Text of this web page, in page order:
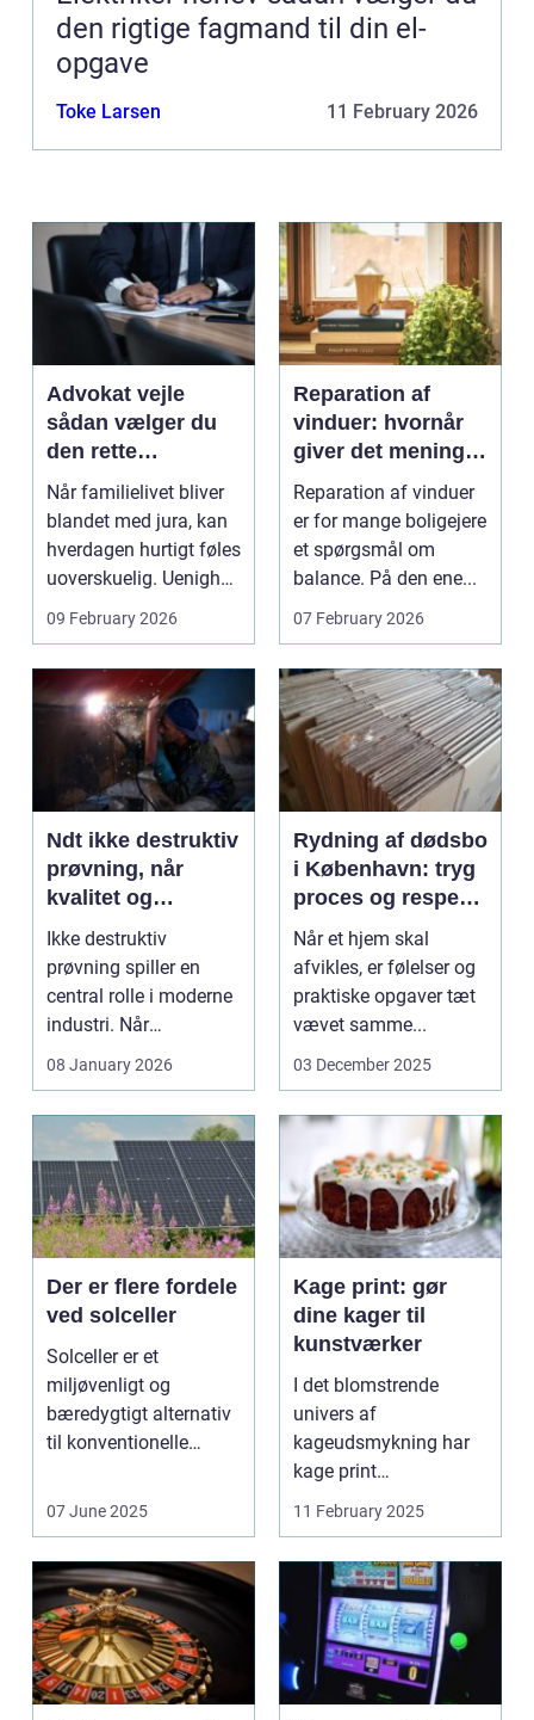
den rigtige fagmand til din el-
opgave
Toke Larsen 11 February 2026
Advokat vejle
sådan vælger du
den rette
familieretsadvokat
Når familielivet bliver
blandet med jura, kan
hverdagen hurtigt føles
uoverskuelig. Uenighed
om børn...
09 February 2026
Reparation af
vinduer: hvornår
giver det mening,
og hvad skal du
vælge?
Reparation af vinduer
er for mange boligejere
et spørgsmål om
balance. På den ene...
07 February 2026
Ndt ikke destruktiv
prøvning, når
kvalitet og
sikkerhed er
afgørende
Ikke destruktiv
prøvning spiller en
central rolle i moderne
industri. Når
svejsninger,
trykbærende u...
08 January 2026
Rydning af dødsbo
i København: tryg
proces og respekt
for boet
Når et hjem skal
afvikles, er følelser og
praktiske opgaver tæt
vævet samme...
03 December 2025
Der er flere fordele
ved solceller
Solceller er et
miljøvenligt og
bæredygtigt alternativ
til konventionelle
07 June 2025
Kage print: gør
dine kager til
kunstværker
I det blomstrende
univers af
kageudsmykning har
kage print
revolutioneret måden,
11 February 2025